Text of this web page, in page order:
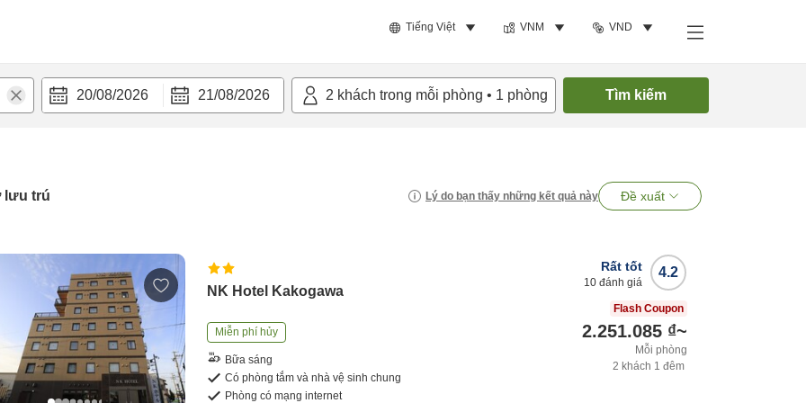
Tiếng Việt VNM VND
20/08/2026 21/08/2026 2 khách trong mỗi phòng • 1 phòng Tìm kiếm
lưu trú Lý do bạn thấy những kết quả này Đề xuất
NK Hotel Kakogawa
Miễn phí hủy
Bữa sáng
Có phòng tắm và nhà vệ sinh chung
Phòng có mạng internet
4.2
Rất tốt
10 đánh giá
Flash Coupon
2.251.085 ₫~
Mỗi phòng
2 khách 1 đêm